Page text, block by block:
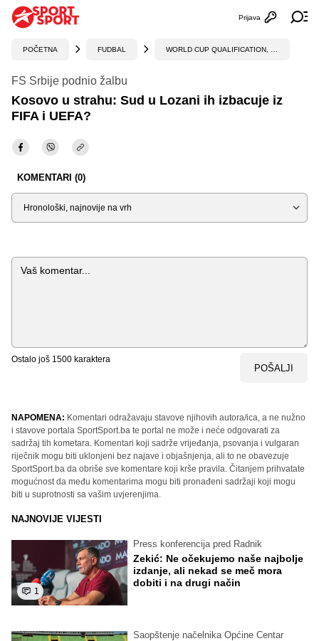
Otvori
Prijava
POČETNA FUDBAL
FS Srbije podnio žalbu
Kosovo u strahu: Sud u Lozani ih izbacuje iz
FIFA i UEFA?
KOMENTARI (0)
Sortiraj
Komentar
Ostalo još 1500 karaktera
POŠALJI
NAPOMENA: Komentari odražavaju stavove njihovih autora/ica, a ne nužno
i stavove portala SportSport.ba te portal ne može i neće odgovarati za
sadržaj tih kometara. Komentari koji sadrže vrijeđanja, psovanja i vulgaran
riječnik mogu biti uklonjeni bez najave i objašnjenja, ali to ne obavezuje
SportSport.ba da obriše sve komentare koji krše pravila. Čitanjem prihvatate
mogućnost da među komentarima mogu biti pronađeni sadržaji koji mogu
biti u suprotnosti sa vašim uvjerenjima.
NAJNOVIJE VIJESTI
1
Press konferencija pred Radnik
Zekić: Ne očekujemo naše najbolje
izdanje, ali nekad se meč mora
dobiti i na drugi način
Saopštenje načelnika Općine Centar